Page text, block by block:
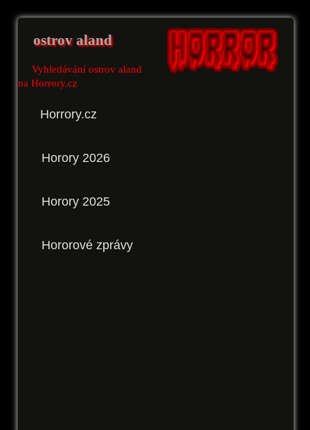
ostrov aland
Vyhledávání ostrov aland
na Horrory.cz
Horrory.cz
Horory 2026
Horory 2025
Hororové zprávy